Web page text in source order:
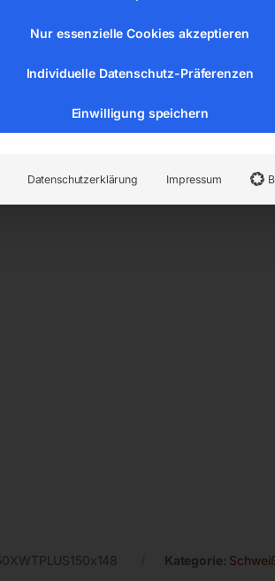
der Tische sind 200 mm hoch und
Kategorie:
Nur essenzielle Cookies akzeptieren
Individuelle Datenschutz-Präferenzen
Einwilligung speichern
Datenschutzerklärung Impressum